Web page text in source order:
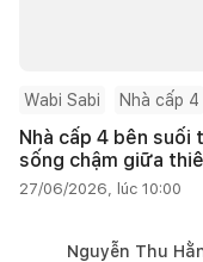
Wabi Sabi Nhà cấp 4
Nhà cấp 4 bên
sống chậm giữa
27/06/2026, lúc 10:00
Nguyễn Thu